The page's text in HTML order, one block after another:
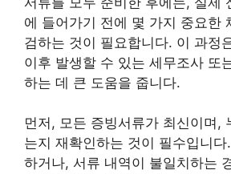
에 들어가기 전에 몇 가지 중요한
검하는 것이 필요합니다. 이 과정
이후 발생할 수 있는 세무조사 또
하는 데 큰 도움을 줍니다.
먼저, 모든 증빙서류가 최신이며,
는지 재확인하는 것이 필수입니
하거나, 서류 내역이 불일치하는